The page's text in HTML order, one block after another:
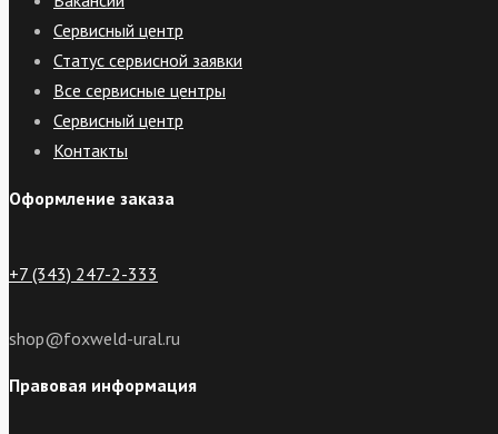
Сервисный центр
Статус сервисной заявки
Все сервисные центры
Сервисный центр
Контакты
Оформление заказа
+7 (343) 247-2-333
shop@foxweld-ural.ru
Правовая информация